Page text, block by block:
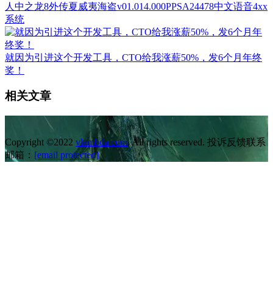
人中之龙8外传夏威夷海盗v01.014.000PPSA24478中文语音4xx
系统
就因为引进这个开发工具，CTO给我涨薪50%，发6个月年终
奖！
相关文章
Copyright ©2022 vlambda.com. All rights reserved. 投诉反馈联系
邮箱： [email protected]